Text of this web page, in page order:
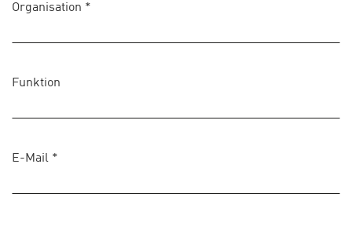
Organisation *
Funktion
E-Mail *